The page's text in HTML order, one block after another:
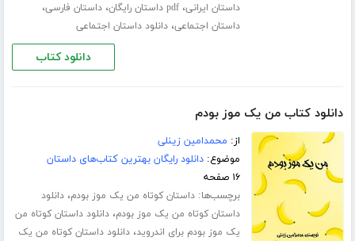
داستان ایرانی،pdf داستان رایگان ،داستان فارسی،
داستان اجتماعی،دانلود داستان اجتماعی
دانلود کتاب
دانلود کتاب من یک موز بودم
از: محمدامین زینلی
موضوع:دانلود رایگان بهترین کتاب‌های داستان
۱۶ صفحه
برچسب‌ها:داستان کوتاه من یک موز بودم،دانلود
داستان کوتاه من یک موز بودم،دانلود داستان کوتاه من
یک موز بودم برای اندروید،دانلود داستان کوتاه من یک